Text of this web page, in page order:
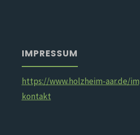
IMPRESSUM
https://www.holzheim-aar.de/
kontakt